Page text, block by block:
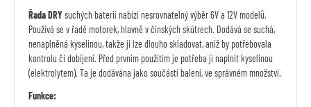
Řada DRYsuchých baterií nabízí nesrovnatelný výběr 6V a 12V modelů.
Používá se v řadě motorek, hlavně v čínských skútrech. Dodává se suchá,
nenaplněná kyselinou, takže ji lze dlouho skladovat, aniž by potřebovala
kontrolu či dobíjení. Před prvním použitím je potřeba ji naplnit kyselinou
(elektrolytem). Ta je dodávána jako součástí balení, ve správném množství.
Funkce: